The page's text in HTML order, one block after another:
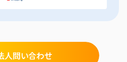
人問い合わせ